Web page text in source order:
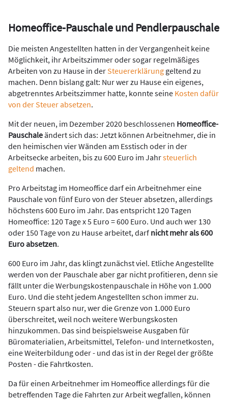
Homeoffice-Pauschale und Pendlerpauschale
Die meisten Angestellten hatten in der Vergangenheit keine
Möglichkeit, ihr Arbeitszimmer oder sogar regelmäßiges
Arbeiten von zu Hause in der Steuererklärung geltend zu
machen. Denn bislang galt: Nur wer zu Hause ein eigenes,
abgetrenntes Arbeitszimmer hatte, konnte seine Kosten dafür
von der Steuer absetzen.
Mit der neuen, im Dezember 2020 beschlossenen Homeoffice-
Pauschaleändert sich das: Jetzt können Arbeitnehmer, die in
den heimischen vier Wänden am Esstisch oder in der
Arbeitsecke arbeiten, bis zu 600 Euro im Jahrsteuerlich
geltend machen.
Pro Arbeitstag im Homeoffice darf ein Arbeitnehmer eine
Pauschale von fünf Euro von der Steuer absetzen, allerdings
höchstens 600 Euro im Jahr. Das entspricht 120 Tagen
Homeoffice: 120 Tage x 5 Euro = 600 Euro. Und auch wer 130
oder 150 Tage von zu Hause arbeitet, darf nicht mehr als 600
Euro absetzen.
600 Euro im Jahr, das klingt zunächst viel. Etliche Angestellte
werden von der Pauschale aber gar nicht profitieren, denn sie
fällt unter die Werbungskostenpauschale in Höhe von 1.000
Euro. Und die steht jedem Angestellten schon immer zu.
Steuern spart also nur, wer die Grenze von 1.000 Euro
überschreitet, weil noch weitere Werbungskosten
hinzukommen. Das sind beispielsweise Ausgaben für
Büromaterialien, Arbeitsmittel, Telefon- und Internetkosten,
eine Weiterbildung oder - und das ist in der Regel der größte
Posten - die Fahrtkosten.
Da für einen Arbeitnehmer im Homeoffice allerdings für die
betreffenden Tage die Fahrten zur Arbeit wegfallen, können